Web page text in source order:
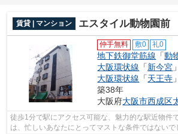
賃貸 | マンション エスタイル動物園前
仲手無料 敷0 礼0
地下鉄御堂筋線 「動
大阪環状線 「新今宮
大阪環状線 「天王寺
築38年
大阪府大阪市西成区
徒歩1分で駅にアクセス可能な、魅力的な駅近物件
は、忙しいあなたにとってマストな条件ではない